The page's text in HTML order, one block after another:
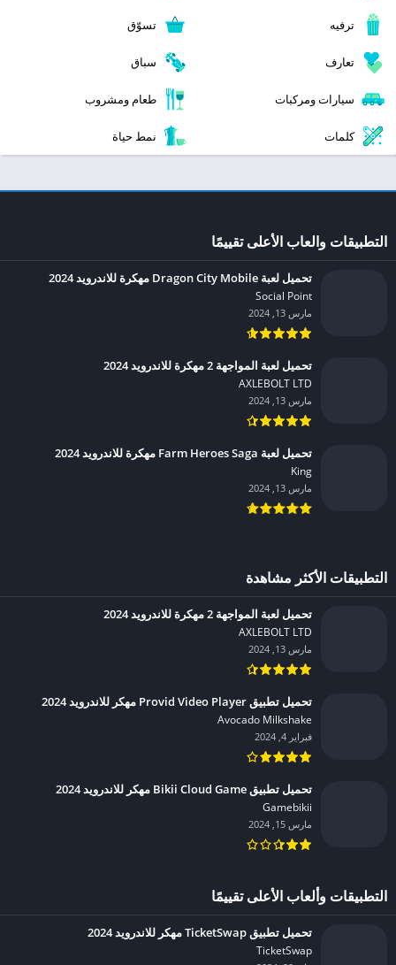
ترفيه تسوّق
تعارف سباق
سيارات ومركبات طعام ومشروب
كلمات نمط حياة
التطبيقات والعاب الأعلى تقييمًا
تحميل لعبة Dragon City Mobile مهكرة للاندرويد 2024
Social Point‏
مارس 13, 2024
تحميل لعبة المواجهة 2 مهكرة للاندرويد 2024
AXLEBOLT LTD‏
مارس 13, 2024
تحميل لعبة Farm Heroes Saga مهكرة للاندرويد 2024
King‏
مارس 13, 2024
التطبيقات الأكثر مشاهدة
تحميل لعبة المواجهة 2 مهكرة للاندرويد 2024
AXLEBOLT LTD‏
مارس 13, 2024
تحميل تطبيق Provid Video Player مهكر للاندرويد 2024
Avocado Milkshake‏
فبراير 4, 2024
تحميل تطبيق Bikii Cloud Game مهكر للاندرويد 2024
Gamebikii‏
مارس 15, 2024
التطبيقات وألعاب الأعلى تقييمًا
تحميل تطبيق TicketSwap مهكر للاندرويد 2024
TicketSwap‏